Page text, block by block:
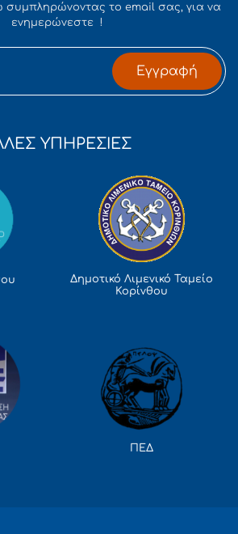
συμπληρώνοντας το email σας, για να
ενημερώνεστε !
Εγγραφή
ΥΠΗΡΕΣΙΕΣ
Δημοτικό Λιμενικό Ταμείο
Κορίνθου
ΠΕΔ